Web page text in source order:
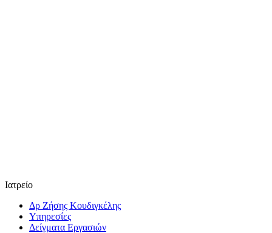
Ιατρείο
Δρ Ζήσης Κουδιγκέλης
Υπηρεσίες
Δείγματα Εργασιών